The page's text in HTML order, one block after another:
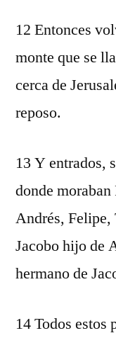
12 Entonces
monte que se
cerca de
reposo.
13 Y entrados,
donde moraban
Andrés, Felipe,
Jacobo hijo de
hermano de
14 Todos estos